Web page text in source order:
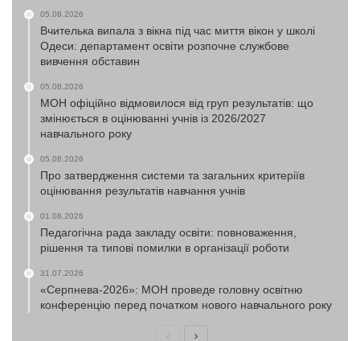
05.08.2026
Вчителька випала з вікна під час миття вікон у школі
Одеси: департамент освіти розпочне службове
вивчення обставин
05.08.2026
МОН офіційно відмовилося від груп результатів: що
змінюється в оцінюванні учнів із 2026/2027
навчального року
05.08.2026
Про затвердження системи та загальних критеріїв
оцінювання результатів навчання учнів
01.08.2026
Педагогічна рада закладу освіти: повноваження,
рішення та типові помилки в організації роботи
31.07.2026
«Серпнева-2026»: МОН проведе головну освітню
конференцію перед початком нового навчального року
ПопередняНаступна